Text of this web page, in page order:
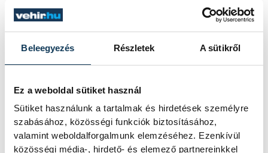
Beleegyezés Részletek A sütikről
Ez a weboldal sütiket használ
Sütiket használunk a tartalmak és hirdetések személyre
szabásához, közösségi funkciók biztosításához,
valamint weboldalforgalmunk elemzéséhez. Ezenkívül
közösségi média-, hirdető- és elemező partnereinkkel
dolgozni, amely az elmúlt 35 év során
meghatározta működését.
távon értéket teremteni partnerei,
munkatársai és a régió számára – magyar
alapokra építve, európai léptékben
gondolkodva.